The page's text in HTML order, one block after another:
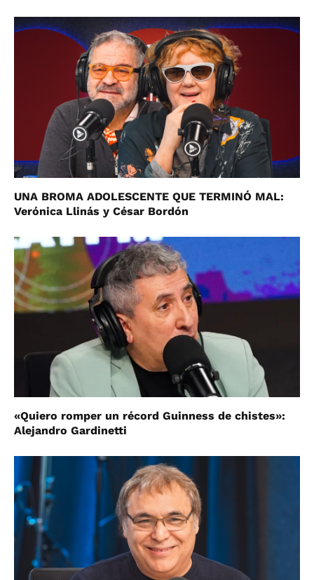
UNA BROMA ADOLESCENTE QUE TERMINÓ MAL:
Verónica Llinás y César Bordón
«Quiero romper un récord Guinness de chistes»:
Alejandro Gardinetti